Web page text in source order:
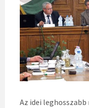
Az idei